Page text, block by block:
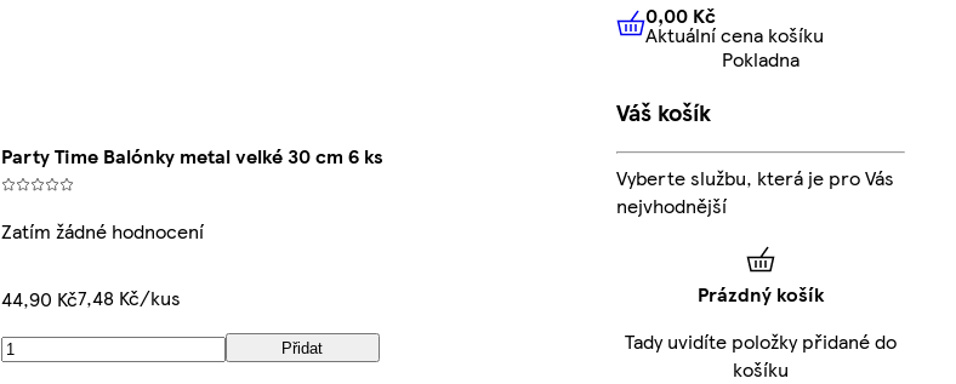
Party Time Balónky metal velké 30 cm 6 ks
Zatím žádné hodnocení
44,90 Kč7,48 Kč/kus
Přidat
0,00 KčAktuální cena košíku
0,00 Kč
Aktuální cena košíku
Pokladna
Váš košík
Vyberte službu, která je pro Vás
nejvhodnější
Prázdný košík
Tady uvidíte položky přidané do
košíku